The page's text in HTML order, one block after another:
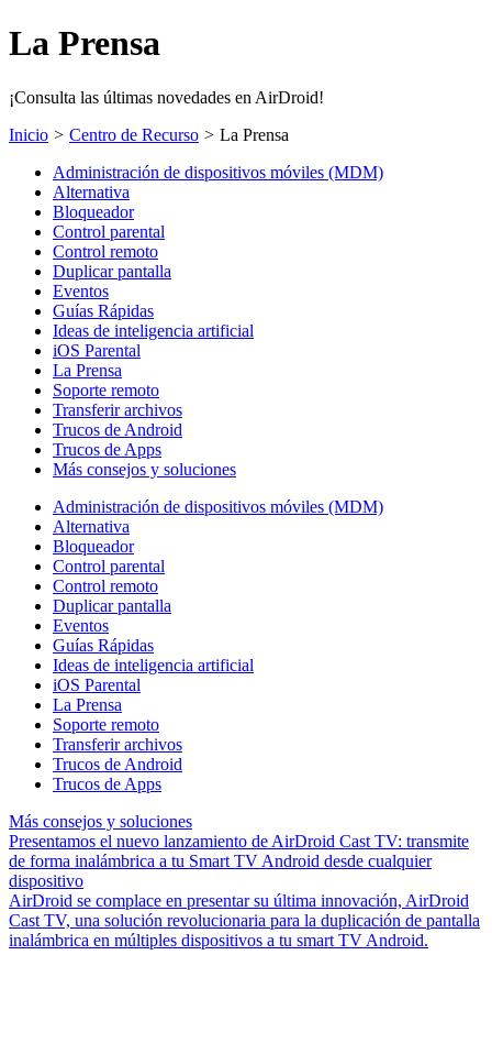
La Prensa
¡Consulta las últimas novedades en AirDroid!
Inicio > Centro de Recurso > La Prensa
Administración de dispositivos móviles (MDM)
Alternativa
Bloqueador
Control parental
Control remoto
Duplicar pantalla
Eventos
Guías Rápidas
Ideas de inteligencia artificial
iOS Parental
La Prensa
Soporte remoto
Transferir archivos
Trucos de Android
Trucos de Apps
Más consejos y soluciones
Administración de dispositivos móviles (MDM)
Alternativa
Bloqueador
Control parental
Control remoto
Duplicar pantalla
Eventos
Guías Rápidas
Ideas de inteligencia artificial
iOS Parental
La Prensa
Soporte remoto
Transferir archivos
Trucos de Android
Trucos de Apps
Más consejos y soluciones
Presentamos el nuevo lanzamiento de AirDroid Cast TV: transmite
de forma inalámbrica a tu Smart TV Android desde cualquier
dispositivo
AirDroid se complace en presentar su última innovación, AirDroid
Cast TV, una solución revolucionaria para la duplicación de pantalla
inalámbrica en múltiples dispositivos a tu smart TV Android.